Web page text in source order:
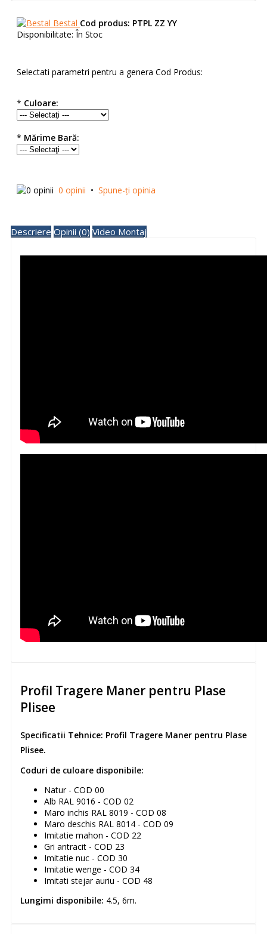
Bestal Cod produs: PTPL ZZ YY
Disponibilitate: În Stoc
Selectati parametri pentru a genera Cod Produs:
* Culoare:
* Mărime Bară:
0 opinii • Spune-ţi opinia
Descriere Opinii (0) Video Montaj
Profil Tragere Maner pentru Plase
Plisee
Specificatii Tehnice: Profil Tragere Maner pentru Plase
Plisee.
Coduri de culoare disponibile:
Natur - COD 00
Alb RAL 9016 - COD 02
Maro inchis RAL 8019 - COD 08
Maro deschis RAL 8014 - COD 09
Imitatie mahon - COD 22
Gri antracit - COD 23
Imitatie nuc - COD 30
Imitatie wenge - COD 34
Imitati stejar auriu - COD 48
Lungimi disponibile: 4.5, 6m.